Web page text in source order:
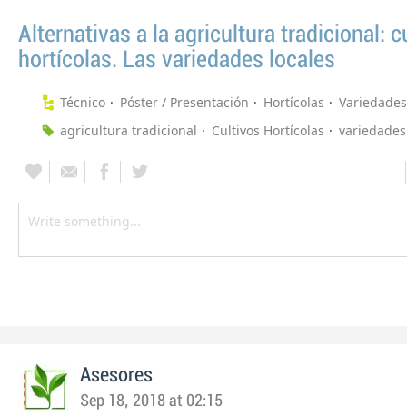
Alternativas a la agricultura tradicional:
hortícolas. Las variedades locales
Técnico Póster / Presentación Hortícolas
agricultura tradicional
Cultivos Hortícolas
Asesores
Sep 18, 2018 at 02:15